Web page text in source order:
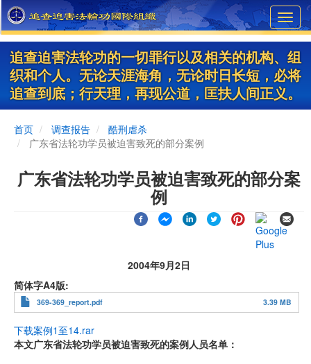
Skip
to
main
content
追查迫害法轮功的一切罪行以及相关的机构、组
织和个人。无论天涯海角，无论时日长短，必将
追查到底；行天理，再现公道，匡扶人间正义。
首页 调查报告
酷刑虐杀
广东省法轮功学员被迫害致死的部分案例
广东省法轮功学员被迫害致死的部分案
例
2004年9月2日
简体字A4版
369-369_report.pdf 3.39 MB
下载案例1至14.rar
本文广东省法轮功学员被迫害致死的案例人员名单：